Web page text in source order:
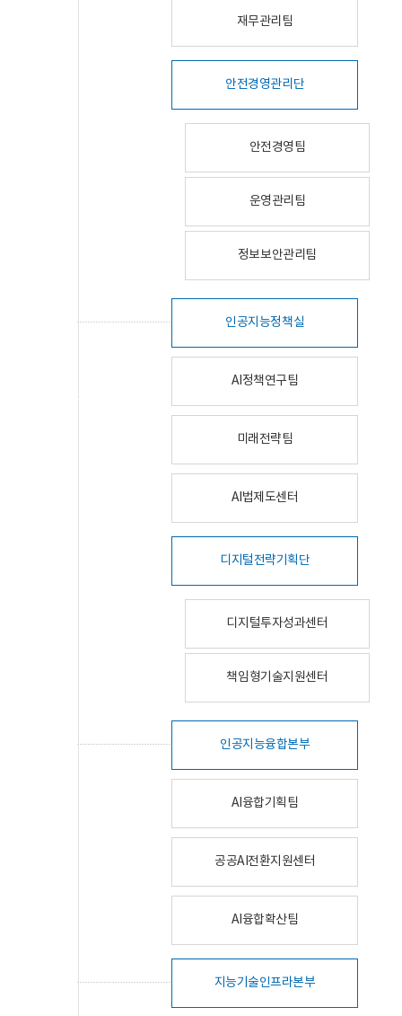
재무관리팀
안전경영관리단
안전경영팀
운영관리팀
정보보안관리팀
인공지능정책실
AI정책연구팀
미래전략팀
AI법제도센터
디지털전략기획단
디지털투자성과센터
책임형기술지원센터
인공지능융합본부
AI융합기획팀
공공AI전환지원센터
AI융합확산팀
지능기술인프라본부